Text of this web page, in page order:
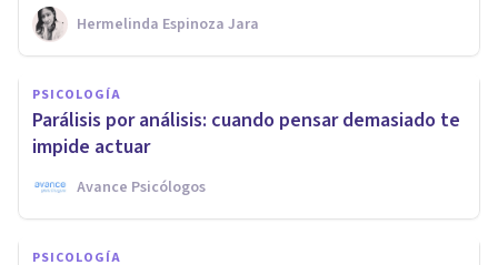
Hermelinda Espinoza Jara
PSICOLOGÍA
Parálisis por análisis: cuando pensar demasiado te
impide actuar
Avance Psicólogos
PSICOLOGÍA